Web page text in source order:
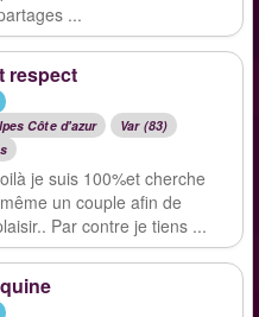
...
respect
Côte d'azur
Var (83)
je suis 100%et cherche
un couple afin de
Par contre je tiens ...